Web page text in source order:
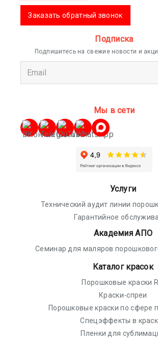
Заказать обратный звонок
Подписка
Подпишитесь на свежие новости и
Мы в сети
Услуги
Технический аудит линии
Гарантийное
Академия АПО
Семинар для маляров
Каталог красок
Порошковые краски
Краски-спреи
Порошковые краски по сфере
Спецэффекты в
Пленки для